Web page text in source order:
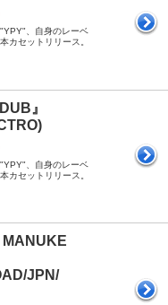
、自身のレーベ
カセットリリース。
』
、自身のレーベ
カセットリリース。
JPN/